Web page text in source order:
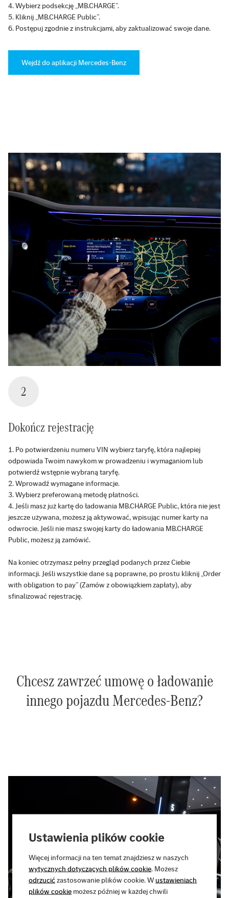
Wybierz podsekcję „MB.CHARGE”.
Kliknij „MB.CHARGE Public”.
Postępuj zgodnie z instrukcjami, aby zaktualizować swoje dane.
Wejdź do aplikacji Mercedes-Benz
2
Dokończ rejestrację
Po potwierdzeniu numeru VIN wybierz taryfę, która najlepiej
odpowiada Twoim nawykom w prowadzeniu i wymaganiom lub
potwierdź wstępnie wybraną taryfę.
Wprowadź wymagane informacje.
Wybierz preferowaną metodę płatności.
Jeśli masz już kartę do ładowania MB.CHARGE Public, która nie jest
jeszcze używana, możesz ją aktywować, wpisując numer karty na
odwrocie. Jeśli nie masz swojej karty do ładowania MB.CHARGE
Public, możesz ją zamówić.
Na koniec otrzymasz pełny przegląd podanych przez Ciebie
informacji. Jeśli wszystkie dane są poprawne, po prostu kliknij „Order
with obligation to pay” (Zamów z obowiązkiem zapłaty), aby
sfinalizować rejestrację.
Chcesz zawrzeć umowę o ładowanie
innego pojazdu Mercedes-Benz?
Ustawienia plików cookie
Więcej informacji na ten temat znajdziesz w naszych
wytycznych dotyczących plików cookie. Możesz
odrzucićzastosowanie plików cookie. W ustawieniach
plików cookie możesz później w każdej chwili